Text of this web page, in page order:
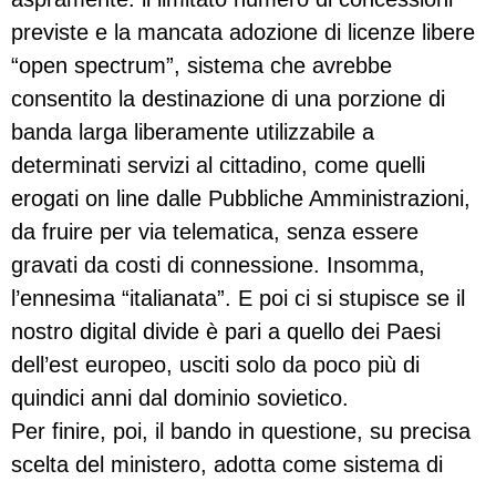
previste e la mancata adozione di licenze libere
“open spectrum”, sistema che avrebbe
consentito la destinazione di una porzione di
banda larga liberamente utilizzabile a
determinati servizi al cittadino, come quelli
erogati on line dalle Pubbliche Amministrazioni,
da fruire per via telematica, senza essere
gravati da costi di connessione. Insomma,
l’ennesima “italianata”. E poi ci si stupisce se il
nostro digital divide è pari a quello dei Paesi
dell’est europeo, usciti solo da poco più di
quindici anni dal dominio sovietico.
Per finire, poi, il bando in questione, su precisa
scelta del ministero, adotta come sistema di